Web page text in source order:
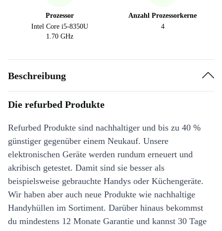
Prozessor
Intel Core i5-8350U
1.70 GHz
Anzahl Prozessorkerne
4
Beschreibung
Die refurbed Produkte
Refurbed Produkte sind nachhaltiger und bis zu 40 %
günstiger gegenüber einem Neukauf. Unsere
elektronischen Geräte werden rundum erneuert und
akribisch getestet. Damit sind sie besser als
beispielsweise gebrauchte Handys oder Küchengeräte.
Wir haben aber auch neue Produkte wie nachhaltige
Handyhüllen im Sortiment. Darüber hinaus bekommst
du mindestens 12 Monate Garantie und kannst 30 Tage